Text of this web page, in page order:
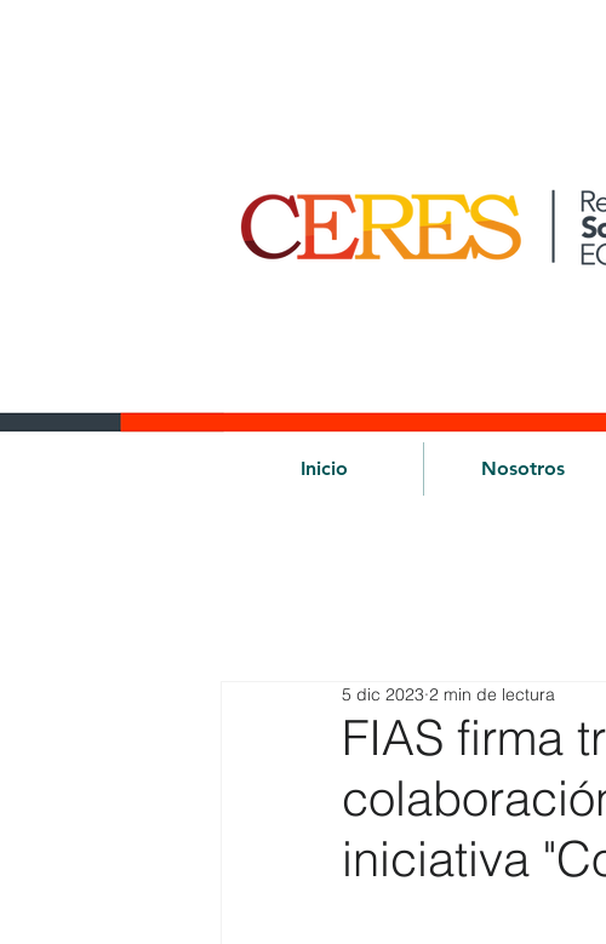
Inicio Nosotros
FIAS firma
iniciativa
5 dic 2023 2 min de lectura